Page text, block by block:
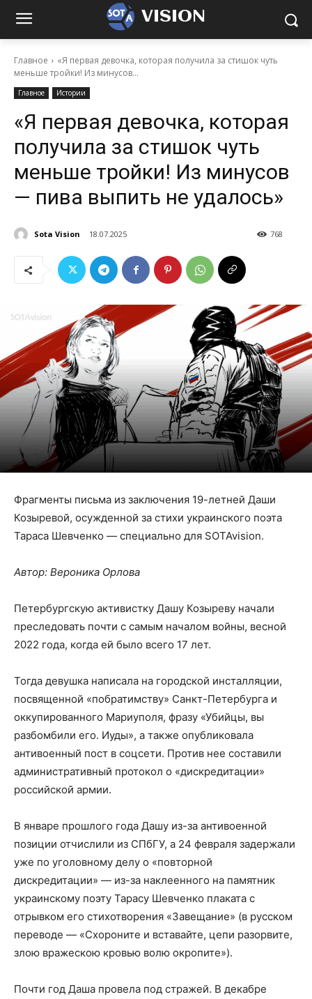
VISION
Главное
«Я первая девочка, которая получила за стишок чуть
меньше тройки! Из минусов...
Главное Истории
«Я первая девочка, которая
получила за стишок чуть
меньше тройки! Из минусов
— пива выпить не удалось»
Sota Vision 18.07.2025 768
Фрагменты письма из заключения 19-летней Даши
Козыревой, осужденной за стихи украинского поэта
Тараса Шевченко — специально для SOTAvision.
Автор: Вероника Орлова
Петербургскую активистку Дашу Козыреву начали
преследовать почти с самым началом войны, весной
2022 года, когда ей было всего 17 лет.
Тогда девушка написала на городской инсталляции,
посвященной «побратимству» Санкт-Петербурга и
оккупированного Мариуполя, фразу «Убийцы, вы
разбомбили его. Иуды», а также опубликовала
антивоенный пост в соцсети. Против нее составили
административный протокол о «дискредитации»
российской армии.
В январе прошлого года Дашу из-за антивоенной
позиции отчислили из СПбГУ, а 24 февраля задержали
уже по уголовному делу о «повторной
дискредитации» — из-за наклеенного на памятник
украинскому поэту Тарасу Шевченко плаката с
отрывком его стихотворения «Завещание» (в русском
переводе — «Схороните и вставайте, цепи разорвите,
злою вражескою кровью волю окропите»).
Почти год Даша провела под стражей. В декабре